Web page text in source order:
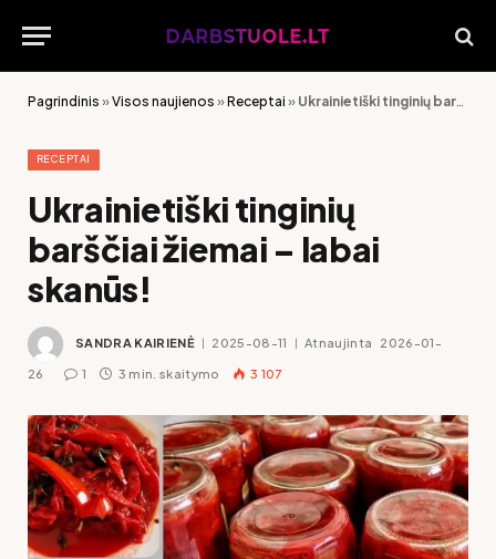
Pagrindinis »Visos naujienos »Receptai » Ukrainietiški tinginių barščiai žiemai – labai skanūs!
RECEPTAI
Ukrainietiški tinginių
barščiai žiemai – labai
skanūs!
SANDRA KAIRIENĖ 2025-08-11 Atnaujinta 2026-01-
26 1 3 min. skaitymo 3 107